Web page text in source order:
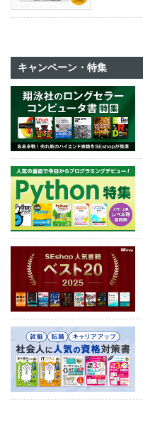
キャンペーン・特集